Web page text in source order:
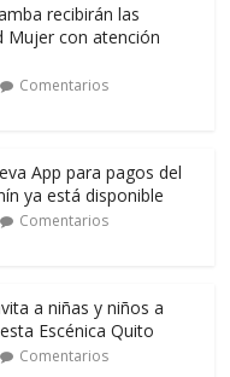
recibirán las
Mujer con atención
Comentarios
App para pagos del
ya está disponible
Comentarios
a niñas y niños a
Escénica Quito
Comentarios